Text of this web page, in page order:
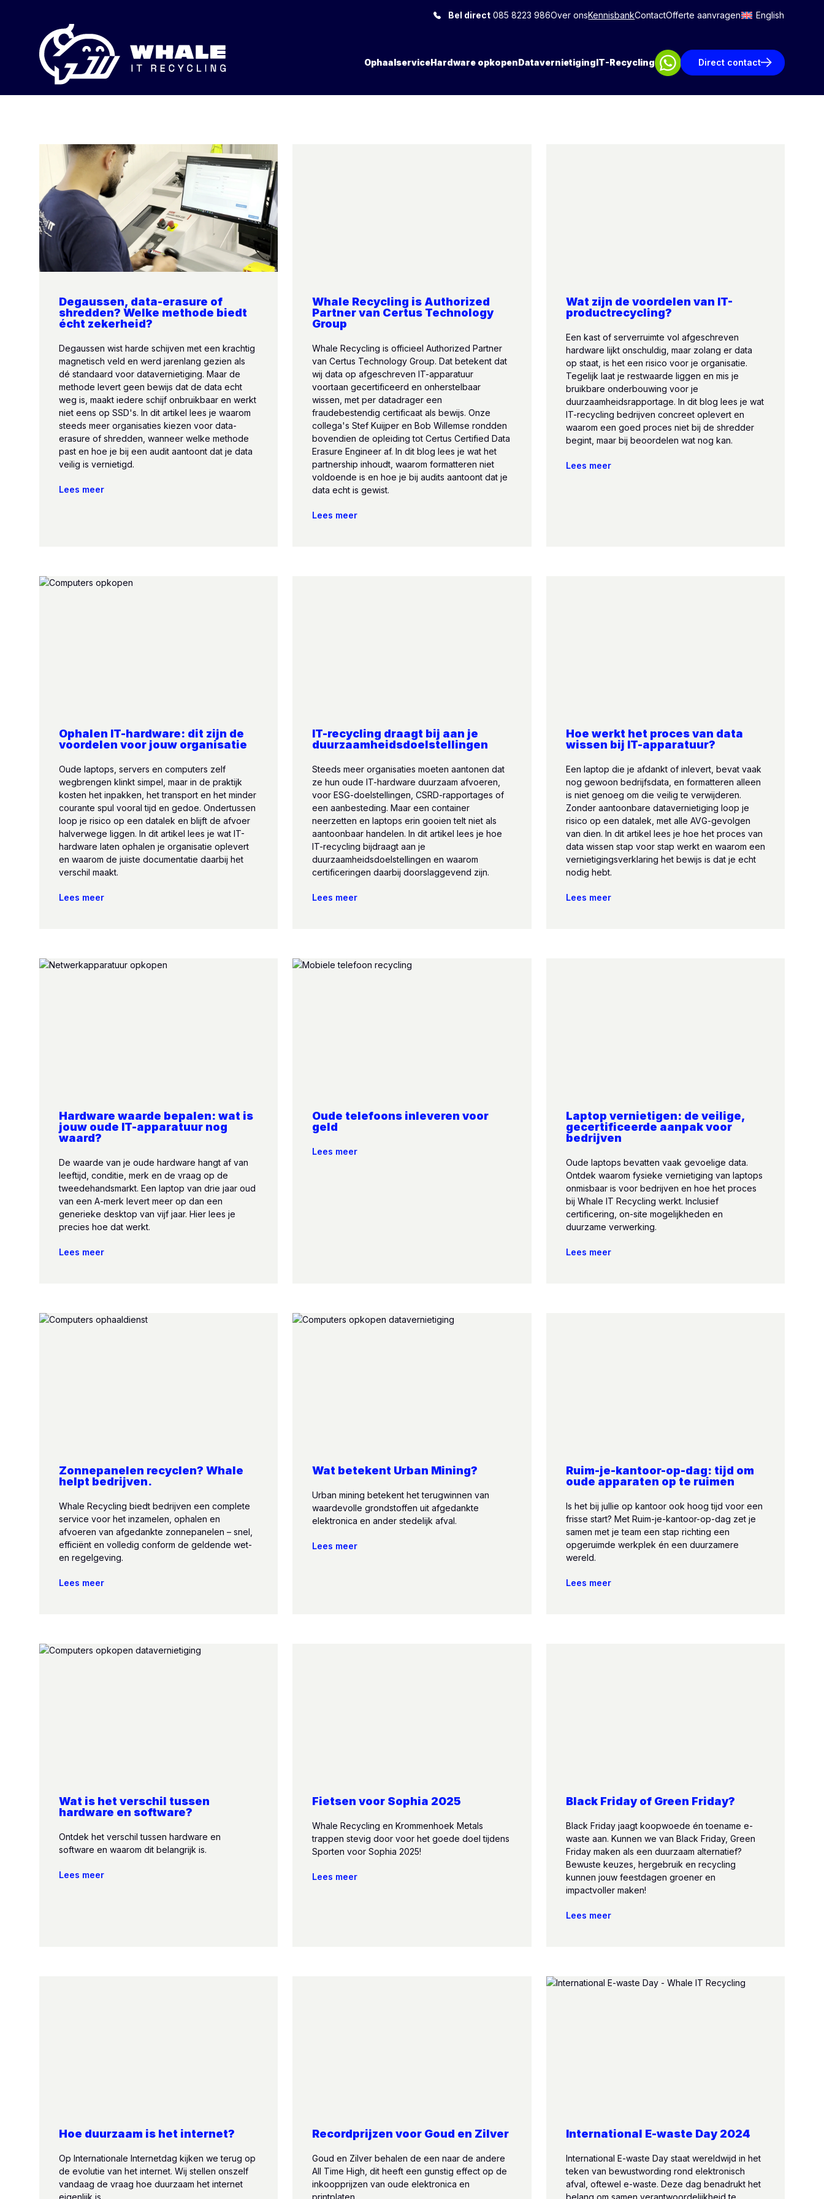
Bel direct 085 8223 986Over onsKennisbankContactOfferte aanvragen English
OphaalserviceHardware opkopenDatavernietigingIT-Recycling Direct contact
Degaussen, data-erasure of
shredden? Welke methode biedt
écht zekerheid?
Degaussen wist harde schijven met een krachtig
magnetisch veld en werd jarenlang gezien als
dé standaard voor datavernietiging. Maar de
methode levert geen bewijs dat de data echt
weg is, maakt iedere schijf onbruikbaar en werkt
niet eens op SSD's. In dit artikel lees je waarom
steeds meer organisaties kiezen voor data-
erasure of shredden, wanneer welke methode
past en hoe je bij een audit aantoont dat je data
veilig is vernietigd.
Lees meer
Whale Recycling is Authorized
Partner van Certus Technology
Group
Whale Recycling is officieel Authorized Partner
van Certus Technology Group. Dat betekent dat
wij data op afgeschreven IT-apparatuur
voortaan gecertificeerd en onherstelbaar
wissen, met per datadrager een
fraudebestendig certificaat als bewijs. Onze
collega's Stef Kuijper en Bob Willemse rondden
bovendien de opleiding tot Certus Certified Data
Erasure Engineer af. In dit blog lees je wat het
partnership inhoudt, waarom formatteren niet
voldoende is en hoe je bij audits aantoont dat je
data echt is gewist.
Lees meer
Wat zijn de voordelen van IT-
productrecycling?
Een kast of serverruimte vol afgeschreven
hardware lijkt onschuldig, maar zolang er data
op staat, is het een risico voor je organisatie.
Tegelijk laat je restwaarde liggen en mis je
bruikbare onderbouwing voor je
duurzaamheidsrapportage. In dit blog lees je wat
IT-recycling bedrijven concreet oplevert en
waarom een goed proces niet bij de shredder
begint, maar bij beoordelen wat nog kan.
Lees meer
Ophalen IT-hardware: dit zijn de
voordelen voor jouw organisatie
Oude laptops, servers en computers zelf
wegbrengen klinkt simpel, maar in de praktijk
kosten het inpakken, het transport en het minder
courante spul vooral tijd en gedoe. Ondertussen
loop je risico op een datalek en blijft de afvoer
halverwege liggen. In dit artikel lees je wat IT-
hardware laten ophalen je organisatie oplevert
en waarom de juiste documentatie daarbij het
verschil maakt.
Lees meer
IT-recycling draagt bij aan je
duurzaamheidsdoelstellingen
Steeds meer organisaties moeten aantonen dat
ze hun oude IT-hardware duurzaam afvoeren,
voor ESG-doelstellingen, CSRD-rapportages of
een aanbesteding. Maar een container
neerzetten en laptops erin gooien telt niet als
aantoonbaar handelen. In dit artikel lees je hoe
IT-recycling bijdraagt aan je
duurzaamheidsdoelstellingen en waarom
certificeringen daarbij doorslaggevend zijn.
Lees meer
Hoe werkt het proces van data
wissen bij IT-apparatuur?
Een laptop die je afdankt of inlevert, bevat vaak
nog gewoon bedrijfsdata, en formatteren alleen
is niet genoeg om die veilig te verwijderen.
Zonder aantoonbare datavernietiging loop je
risico op een datalek, met alle AVG-gevolgen
van dien. In dit artikel lees je hoe het proces van
data wissen stap voor stap werkt en waarom een
vernietigingsverklaring het bewijs is dat je echt
nodig hebt.
Lees meer
Hardware waarde bepalen: wat is
jouw oude IT-apparatuur nog
waard?
De waarde van je oude hardware hangt af van
leeftijd, conditie, merk en de vraag op de
tweedehandsmarkt. Een laptop van drie jaar oud
van een A-merk levert meer op dan een
generieke desktop van vijf jaar. Hier lees je
precies hoe dat werkt.
Lees meer
Oude telefoons inleveren voor
geld
Lees meer
Laptop vernietigen: de veilige,
gecertificeerde aanpak voor
bedrijven
Oude laptops bevatten vaak gevoelige data.
Ontdek waarom fysieke vernietiging van laptops
onmisbaar is voor bedrijven en hoe het proces
bij Whale IT Recycling werkt. Inclusief
certificering, on-site mogelijkheden en
duurzame verwerking.
Lees meer
Zonnepanelen recyclen? Whale
helpt bedrijven.
Whale Recycling biedt bedrijven een complete
service voor het inzamelen, ophalen en
afvoeren van afgedankte zonnepanelen – snel,
efficiënt en volledig conform de geldende wet-
en regelgeving.
Lees meer
Wat betekent Urban Mining?
Urban mining betekent het terugwinnen van
waardevolle grondstoffen uit afgedankte
elektronica en ander stedelijk afval.
Lees meer
Ruim-je-kantoor-op-dag: tijd om
oude apparaten op te ruimen
Is het bij jullie op kantoor ook hoog tijd voor een
frisse start? Met Ruim-je-kantoor-op-dag zet je
samen met je team een stap richting een
opgeruimde werkplek én een duurzamere
wereld.
Lees meer
Wat is het verschil tussen
hardware en software?
Ontdek het verschil tussen hardware en
software en waarom dit belangrijk is.
Lees meer
Fietsen voor Sophia 2025
Whale Recycling en Krommenhoek Metals
trappen stevig door voor het goede doel tijdens
Sporten voor Sophia 2025!
Lees meer
Black Friday of Green Friday?
Black Friday jaagt koopwoede én toename e-
waste aan. Kunnen we van Black Friday, Green
Friday maken als een duurzaam alternatief?
Bewuste keuzes, hergebruik en recycling
kunnen jouw feestdagen groener en
impactvoller maken!
Lees meer
Hoe duurzaam is het internet?
Op Internationale Internetdag kijken we terug op
de evolutie van het internet. Wij stellen onszelf
vandaag de vraag hoe duurzaam het internet
eigenlijk is.
Recordprijzen voor Goud en Zilver
Goud en Zilver behalen de een naar de andere
All Time High, dit heeft een gunstig effect op de
inkoopprijzen van oude elektronica en
printplaten.
International E-waste Day 2024
International E-waste Day staat wereldwijd in het
teken van bewustwording rond elektronisch
afval, oftewel e-waste. Deze dag benadrukt het
belang om samen verantwoordelijkheid te